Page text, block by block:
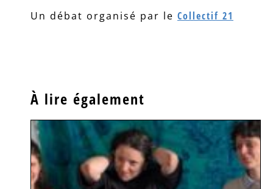
Un débat organisé par le Collectif 21
À lire également